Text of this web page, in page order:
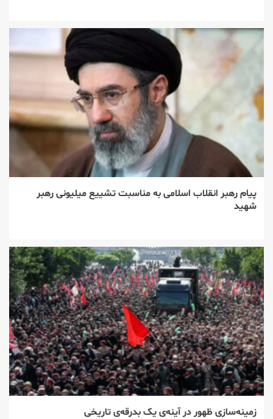
پیام رهبر انقلاب اسلامی به مناسبت تشییع میلیونی رهبر
شهید
زمینه‌سازی ظهور در آینه‌ی یک بدرقه‌ی تاریخی